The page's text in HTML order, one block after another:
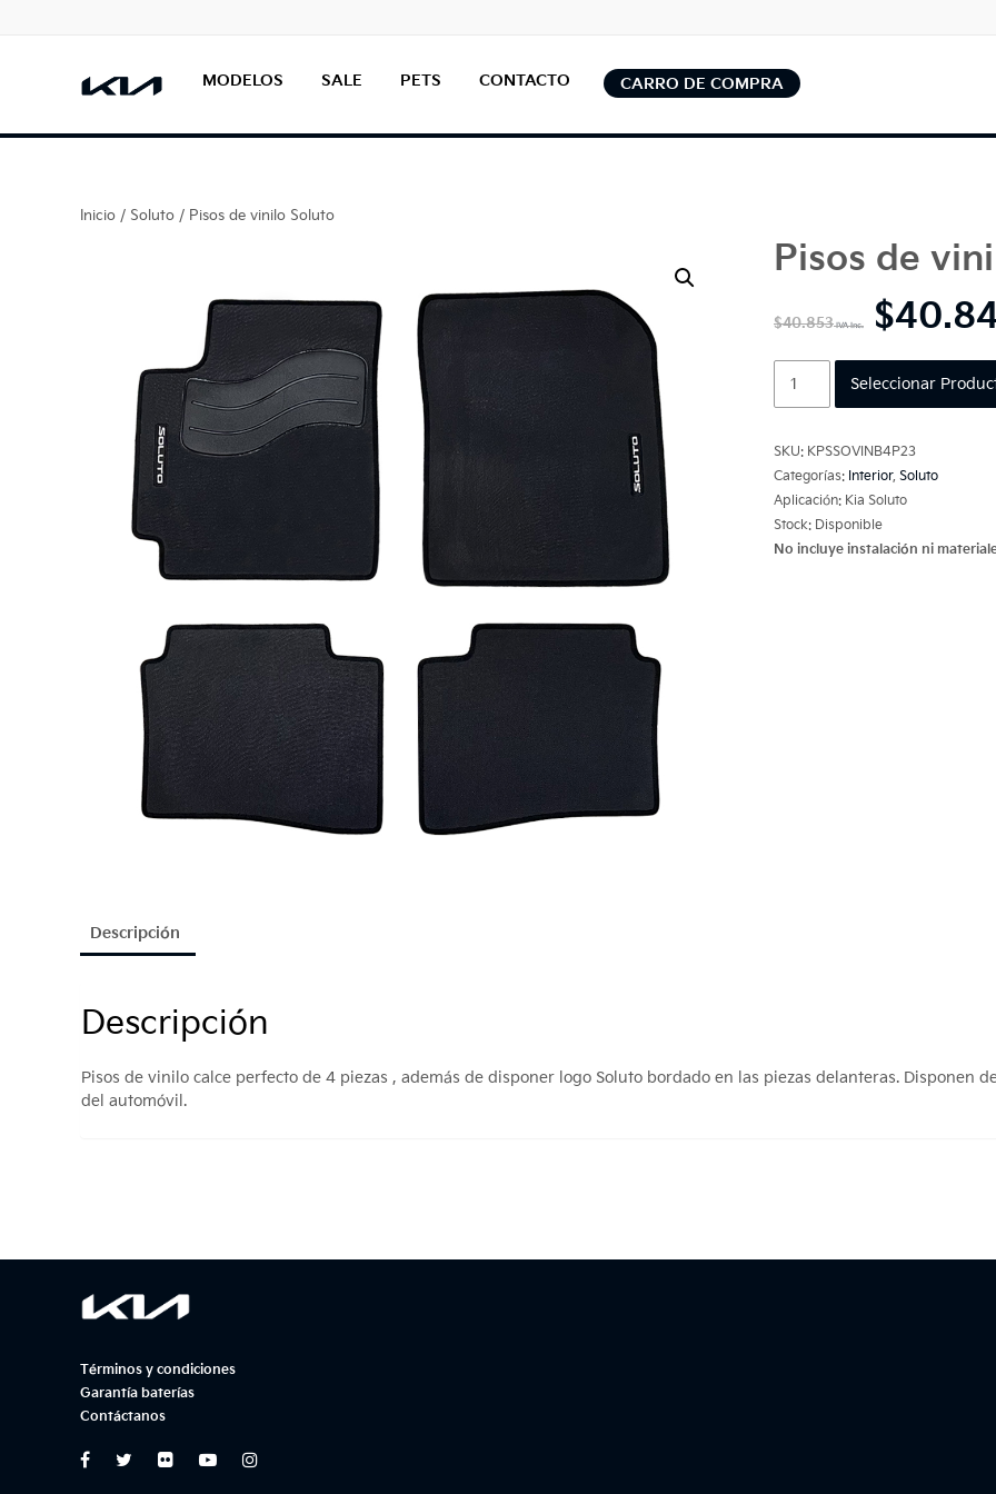
MODELOS SALE PETS CONTACTO CARRO DE COMPRA
Inicio / Soluto / Pisos de vinilo Soluto
Pisos de
$40.853 $
Seleccionar
SKU: KPSSOVINB4P23
Categorías: Interior, Soluto
Aplicación: Kia Soluto
Stock: Disponible
No incluye instalación ni
Descripción
Descripción
Pisos de vinilo calce perfecto de 4 piezas , además de disponer logo Soluto bordado en las piezas delanteras. Disponen
del automóvil.
Términos y condiciones
Garantía baterías
Contáctanos